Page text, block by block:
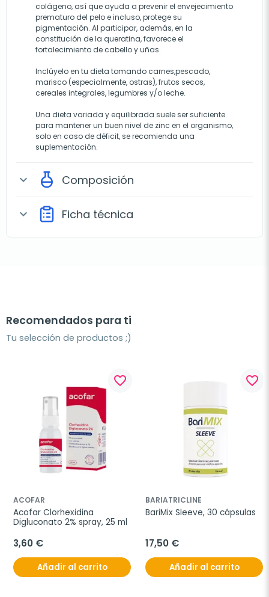
colágeno, así que ayuda a prevenir el envejecimiento
prematuro del pelo e incluso, protege su
pigmentación. Al participar, además, en la
constitución de la queratina, favorece el
fortalecimiento de cabello y uñas.
Inclúyelo en tu dieta tomando carnes,pescado,
marisco (especialmente, ostras), frutos secos,
cereales integrales, legumbres y/o leche.
Una dieta variada y equilibrada suele ser suficiente
para mantener un buen nivel de zinc en el organismo,
solo en caso de déficit, se recomienda una
suplementación.
expand_more Composición
expand_more Ficha técnica
Recomendados para ti
Tu selección de productos ;)
favorite_border
ACOFAR
Acofar Clorhexidina
Digluconato 2% spray, 25 ml
3,60 €
Añadir al carrito
favorite_border
BARIATRICLINE
BariMix Sleeve, 30 cápsulas
17,50 €
Añadir al carrito